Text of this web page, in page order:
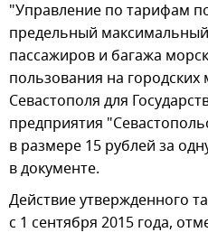
"Управление по тарифам
предельный
пассажиров и багажа
пользования на
Севастополя для
предприятия
в размере 15 рублей за
в документе.
Действие утвержденного
с 1 сентября 2015 года,